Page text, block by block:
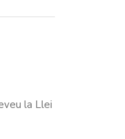
la Llei